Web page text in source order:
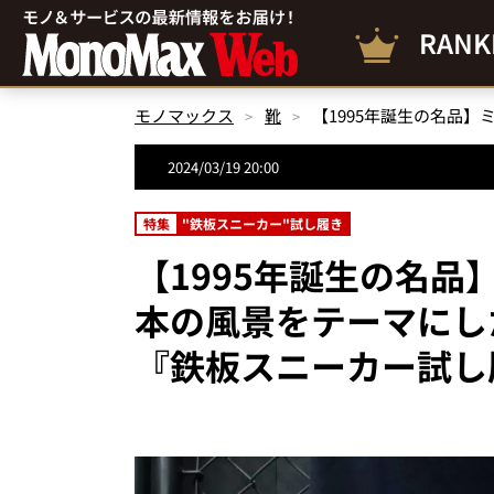
モノマックス 靴
2024/03/19 20:00
特集 "鉄板スニーカー"試し履き
【1995年誕生の名品
本の風景をテーマに
『鉄板スニーカー試